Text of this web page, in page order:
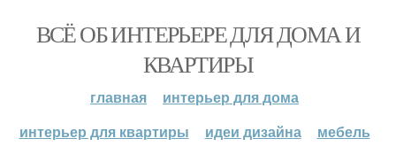
ВСЁ ОБ ИНТЕРЬЕРЕ ДЛЯ ДОМА И
КВАРТИРЫ
главная
интерьер для дома
интерьер для квартиры
идеи дизайна мебель